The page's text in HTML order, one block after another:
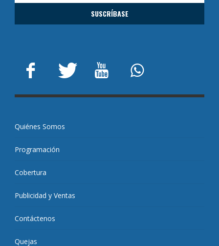
Quiénes Somos
Programación
Cobertura
Publicidad y Ventas
Contáctenos
Quejas